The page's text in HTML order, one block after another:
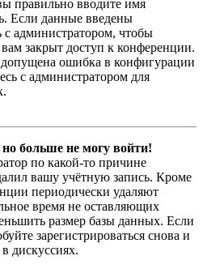
правильно вводите имя
Если данные введены
с администратором, чтобы
закрыт доступ к конференции.
ошибка в конфигурации
с администратором для
больше не могу войти!
по какой-то причине
вашу учётную запись. Кроме
периодически удаляют
время не оставляющих
размер базы данных. Если
зарегистрироваться снова и
дискуссиях.